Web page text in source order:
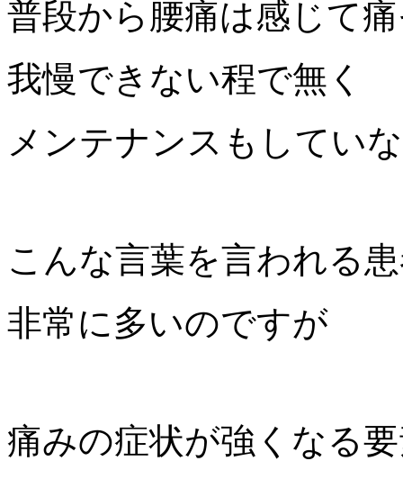
普段から腰痛は感じて
我慢できない程で無く
メンテナンスもしてい
こんな言葉を言われる
非常に多いのですが
痛みの症状が強くなる